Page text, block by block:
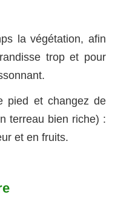
la végétation, afin
trop et pour
pied et changez de
terreau bien riche) :
et en fruits.